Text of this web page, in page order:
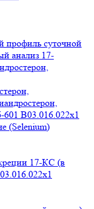
профиль суточной
анализ 17-
601 B03.016.022x1
(Selenium)
17-КС (в